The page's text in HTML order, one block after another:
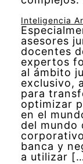
Inteligencia
asesores
docentes
expertos
al ámbito
exclusivo,
para
optimizar
en el
del mundo
banca y
a utilizar